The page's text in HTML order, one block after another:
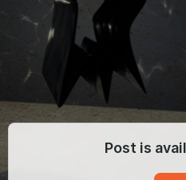
Post is